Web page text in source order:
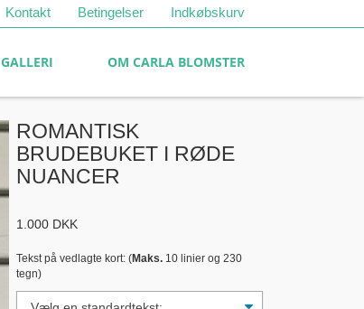
Kontakt Betingelser Indkøbskurv
GALLERI OM CARLA BLOMSTER
ROMANTISK
BRUDEBUKET I RØDE
NUANCER
1.000DKK
Tekst på vedlagte kort: (Maks.10 linier og 230
tegn)